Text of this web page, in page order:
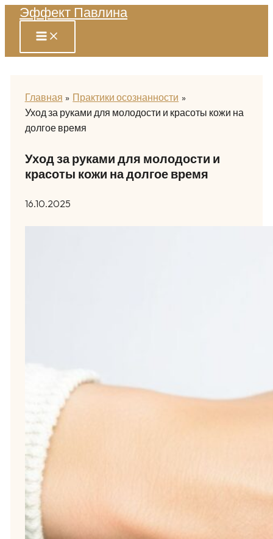
Перейти
содержимому
Эффект Павлина
Главная
Практики осознанности
Уход за руками для молодости и красоты кожи на
долгое время
Уход за руками для молодости и
красоты кожи на долгое время
16.10.2025